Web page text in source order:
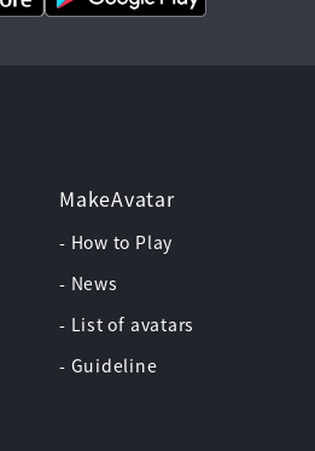
MakeAvatar
- How to Play
- News
- List of avatars
- Guideline